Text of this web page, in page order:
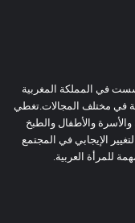
في المملكة المغربية
العربية في مختلف المجالات.تغطي
والأطفال والطبخ
الإيجابي في المجتمع
للمرأة العربية.